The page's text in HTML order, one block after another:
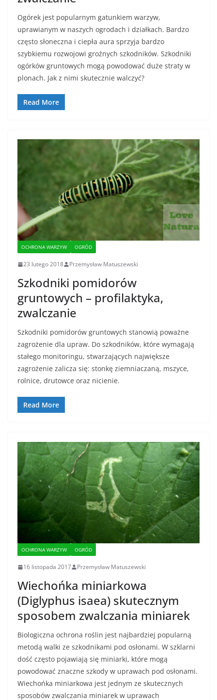
Ogórek jest popularnym gatunkiem warzyw,
uprawianym w naszych ogrodach i działkach. Bardzo
często słoneczna i ciepła aura sprzyja bardzo
szybkiemu rozwojowi groźnych szkodników. Szkodniki
ogórków gruntowych mogą powodować duże straty w
plonach. Jak z nimi skutecznie walczyć?
Read More
OCHRONA WARZYW OGRÓD
23 lutego 2018 Przemysław Matuszewski
Szkodniki pomidorów
gruntowych – profilaktyka,
zwalczanie
Szkodniki pomidorów gruntowych stanowią poważne
zagrożenie dla upraw. Do szkodników, które wymagają
stałego monitoringu, stwarzających największe
zagrożenie zalicza się: stonkę ziemniaczaną, mszyce,
rolnice, drutowce oraz nicienie.
Read More
OCHRONA WARZYW OGRÓD
16 listopada 2017 Przemysław Matuszewski
Wiechońka miniarkowa
(Diglyphus isaea) skutecznym
sposobem zwalczania miniarek
Biologiczna ochrona roślin jest najbardziej popularną
metodą walki ze szkodnikami pod osłonami. W szklarni
dość często pojawiają się miniarki, które mogą
powodować znaczne szkody w uprawach pod osłonami.
Wiechońka miniarkowa jest jednym ze skutecznych
sposobów zwalczania miniarek w uprawach